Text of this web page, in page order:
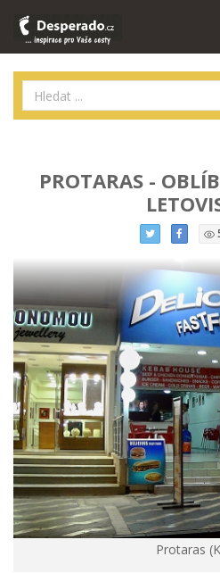
PROTARAS -
Protaras